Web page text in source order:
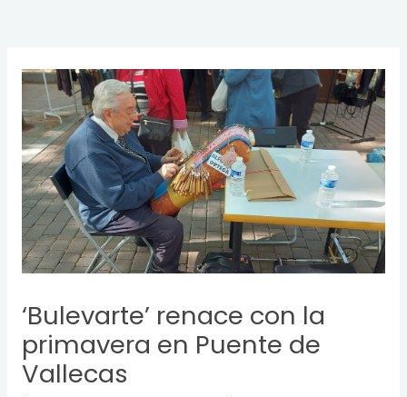
o
k
r
‘Bulevarte’ renace con la
primavera en Puente de
Vallecas